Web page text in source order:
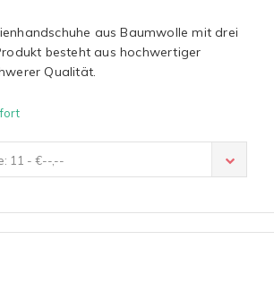
aus Baumwolle mit drei
besteht aus hochwertiger
Qualität.
11 - €--,--